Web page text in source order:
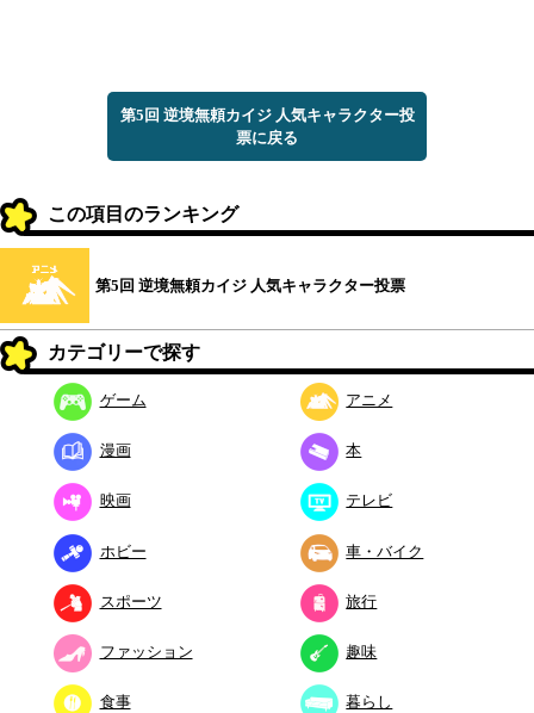
第5回 逆境無頼カイジ 人気キャラクター投
票に戻る
この項目のランキング
第5回 逆境無頼カイジ 人気キャラクター投票
カテゴリーで探す
ゲーム アニメ
漫画 本
映画 テレビ
ホビー 車・バイク
スポーツ 旅行
ファッション 趣味
食事 暮らし